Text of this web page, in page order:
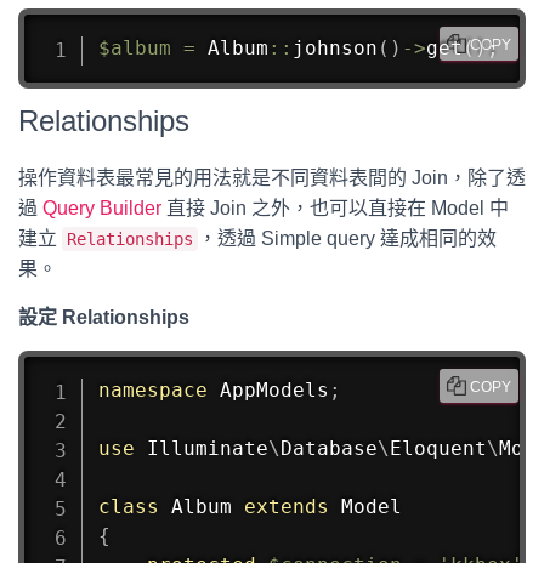
$album = Album :: johnson ( ) ->get();
COPY
Relationships
操作資料表最常見的用法就是不同資料表間的 Join，除了透
過 Query Builder 直接 Join 之外，也可以直接在 Model 中
建立
Relationships
，透過 Simple query 達成相同的效
果。
設定 Relationships
namespace AppModels ;
use Illuminate\Database\Eloquent\
class Album extends
Model
{
COPY